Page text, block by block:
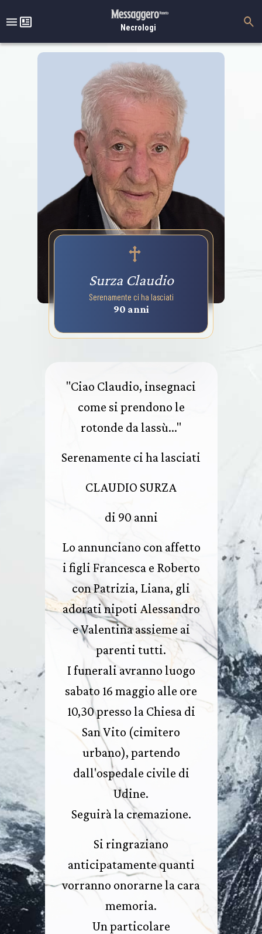
Necrologi
Surza Claudio
Serenamente ci ha lasciati
90 anni
"Ciao Claudio, insegnaci
come si prendono le
rotonde da lassù..."
Serenamente ci ha lasciati
CLAUDIO SURZA
di 90 anni
Lo annunciano con affetto
i figli Francesca e Roberto
con Patrizia, Liana, gli
adorati nipoti Alessandro
e Valentina assieme ai
parenti tutti.
I funerali avranno luogo
sabato 16 maggio alle ore
10,30 presso la Chiesa di
San Vito (cimitero
urbano), partendo
dall'ospedale civile di
Udine.
Seguirà la cremazione.
Si ringraziano
anticipatamente quanti
vorranno onorarne la cara
memoria.
Un particolare